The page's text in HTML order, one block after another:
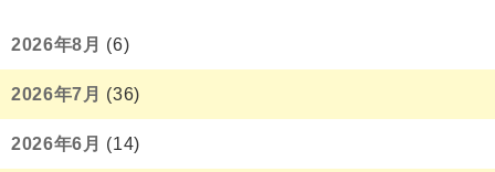
2026年8月 (6)
2026年7月 (36)
2026年6月 (14)